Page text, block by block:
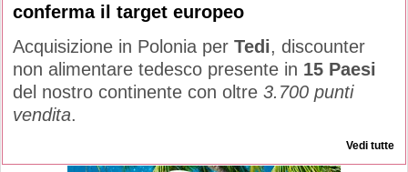
conferma il target europeo
Acquisizione in Polonia per Tedi, discounter
non alimentare tedesco presente in 15 Paesi
del nostro continente con oltre 3.700 punti
vendita.
Vedi tutte